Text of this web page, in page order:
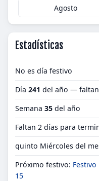
Agosto
Estadísticas
No es día festivo
Día 241 del año —
Semana 35 del año
Faltan 2 días para
quinto Miércoles del
Próximo festivo:
15